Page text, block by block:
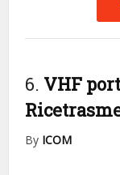
6. VHF
By ICOM